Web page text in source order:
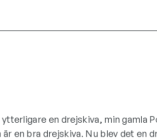
en drejskiva, min gamla
en bra drejskiva. Nu blev det en